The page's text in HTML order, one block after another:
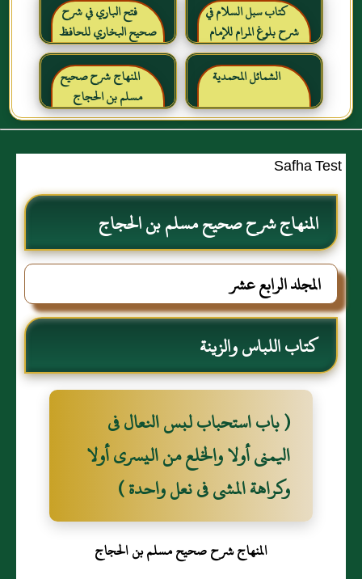
كتاب سبل السلام في
شرح بلوغ المرام للإمام
الصنعاني رحمه الله
فتح الباري في شرح
صحيح البخاري للحافظ
ابن حجر العسقلاني
الشمائل المحمدية
المنهاج شرح صحيح
مسلم بن الحجاج
Safha Test
المنهاج شرح صحيح مسلم بن الحجاج
المجلد الرابع عشر
كتاب اللباس والزينة
( باب استحباب لبس النعال فى
اليمنى أولا والخلع من اليسرى أولا
وكراهة المشى فى نعل واحدة )
المنهاج شرح صحيح مسلم بن الحجاج